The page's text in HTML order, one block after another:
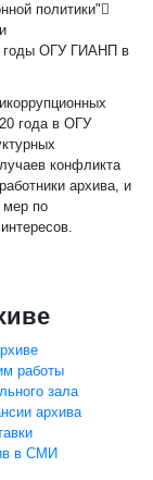
политики"
годы ОГУ ГИАНП в
года в ОГУ
конфликта
архива, и
мер по
работы
зала
архива
в СМИ